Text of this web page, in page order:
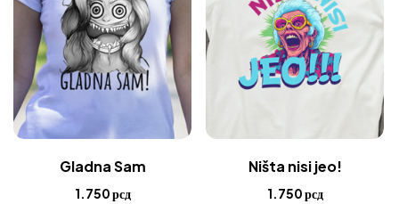
Gladna Sam
1.750рсд
Ništa nisi jeo!
1.750рсд